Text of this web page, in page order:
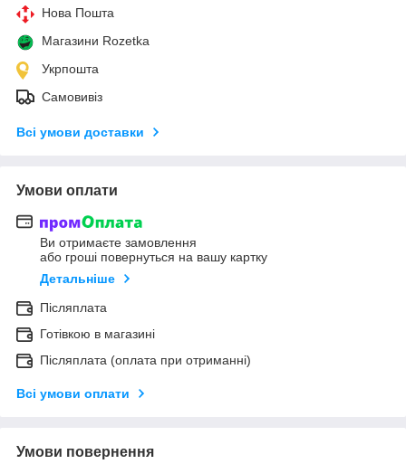
Нова Пошта
Магазини Rozetka
Укрпошта
Самовивіз
Всі умови доставки
Умови оплати
Ви отримаєте замовлення
або гроші повернуться на вашу картку
Детальніше
Післяплата
Готівкою в магазині
Післяплата (оплата при отриманні)
Всі умови оплати
Умови повернення